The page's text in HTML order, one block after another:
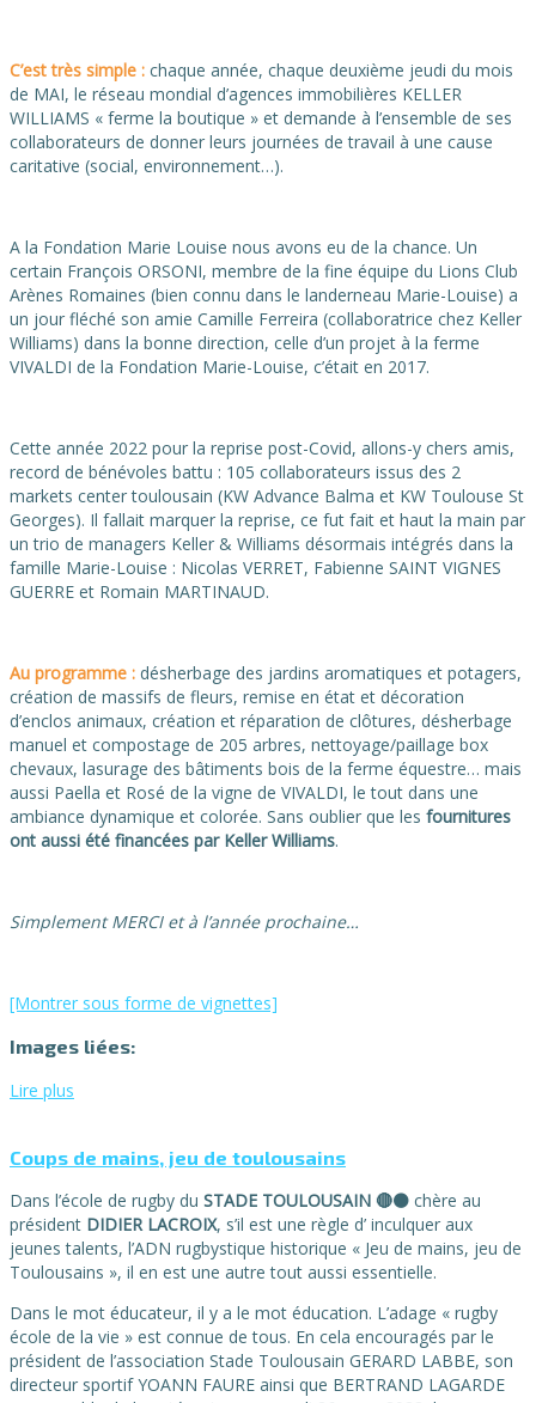
C’est très simple : chaque année, chaque deuxième jeudi du mois
de MAI, le réseau mondial d’agences immobilières KELLER
WILLIAMS « ferme la boutique » et demande à l’ensemble de ses
collaborateurs de donner leurs journées de travail à une cause
caritative (social, environnement…).
A la Fondation Marie Louise nous avons eu de la chance. Un
certain François ORSONI, membre de la fine équipe du Lions Club
Arènes Romaines (bien connu dans le landerneau Marie-Louise) a
un jour fléché son amie Camille Ferreira (collaboratrice chez Keller
Williams) dans la bonne direction, celle d’un projet à la ferme
VIVALDI de la Fondation Marie-Louise, c’était en 2017.
Cette année 2022 pour la reprise post-Covid, allons-y chers amis,
record de bénévoles battu : 105 collaborateurs issus des 2
markets center toulousain (KW Advance Balma et KW Toulouse St
Georges). Il fallait marquer la reprise, ce fut fait et haut la main par
un trio de managers Keller & Williams désormais intégrés dans la
famille Marie-Louise : Nicolas VERRET, Fabienne SAINT VIGNES
GUERRE et Romain MARTINAUD.
Au programme : désherbage des jardins aromatiques et potagers,
création de massifs de fleurs, remise en état et décoration
d’enclos animaux, création et réparation de clôtures, désherbage
manuel et compostage de 205 arbres, nettoyage/paillage box
chevaux, lasurage des bâtiments bois de la ferme équestre… mais
aussi Paella et Rosé de la vigne de VIVALDI, le tout dans une
ambiance dynamique et colorée. Sans oublier que les fournitures
ont aussi été financées par Keller Williams.
Simplement MERCI et à l’année prochaine…
[Montrer sous forme de vignettes]
Images liées:
Lire plus
Coups de mains, jeu de toulousains
Dans l’école de rugby du STADE TOULOUSAIN 🔴⚫ chère au
président DIDIER LACROIX, s’il est une règle d’ inculquer aux
jeunes talents, l’ADN rugbystique historique « Jeu de mains, jeu de
Toulousains », il en est une autre tout aussi essentielle.
Dans le mot éducateur, il y a le mot éducation. L’adage « rugby
école de la vie » est connue de tous. En cela encouragés par le
président de l’association Stade Toulousain GERARD LABBE, son
directeur sportif YOANN FAURE ainsi que BERTRAND LAGARDE